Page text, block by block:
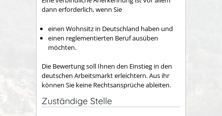
dann erforderlich, wenn Sie
einen Wohnsitz in Deutschland haben und
einen reglementierten Beruf ausüben
möchten.
Die Bewertung soll Ihnen den Einstieg in den
deutschen Arbeitsmarkt erleichtern. Aus ihr
können Sie keine Rechtsansprüche ableiten.
Zuständige Stelle